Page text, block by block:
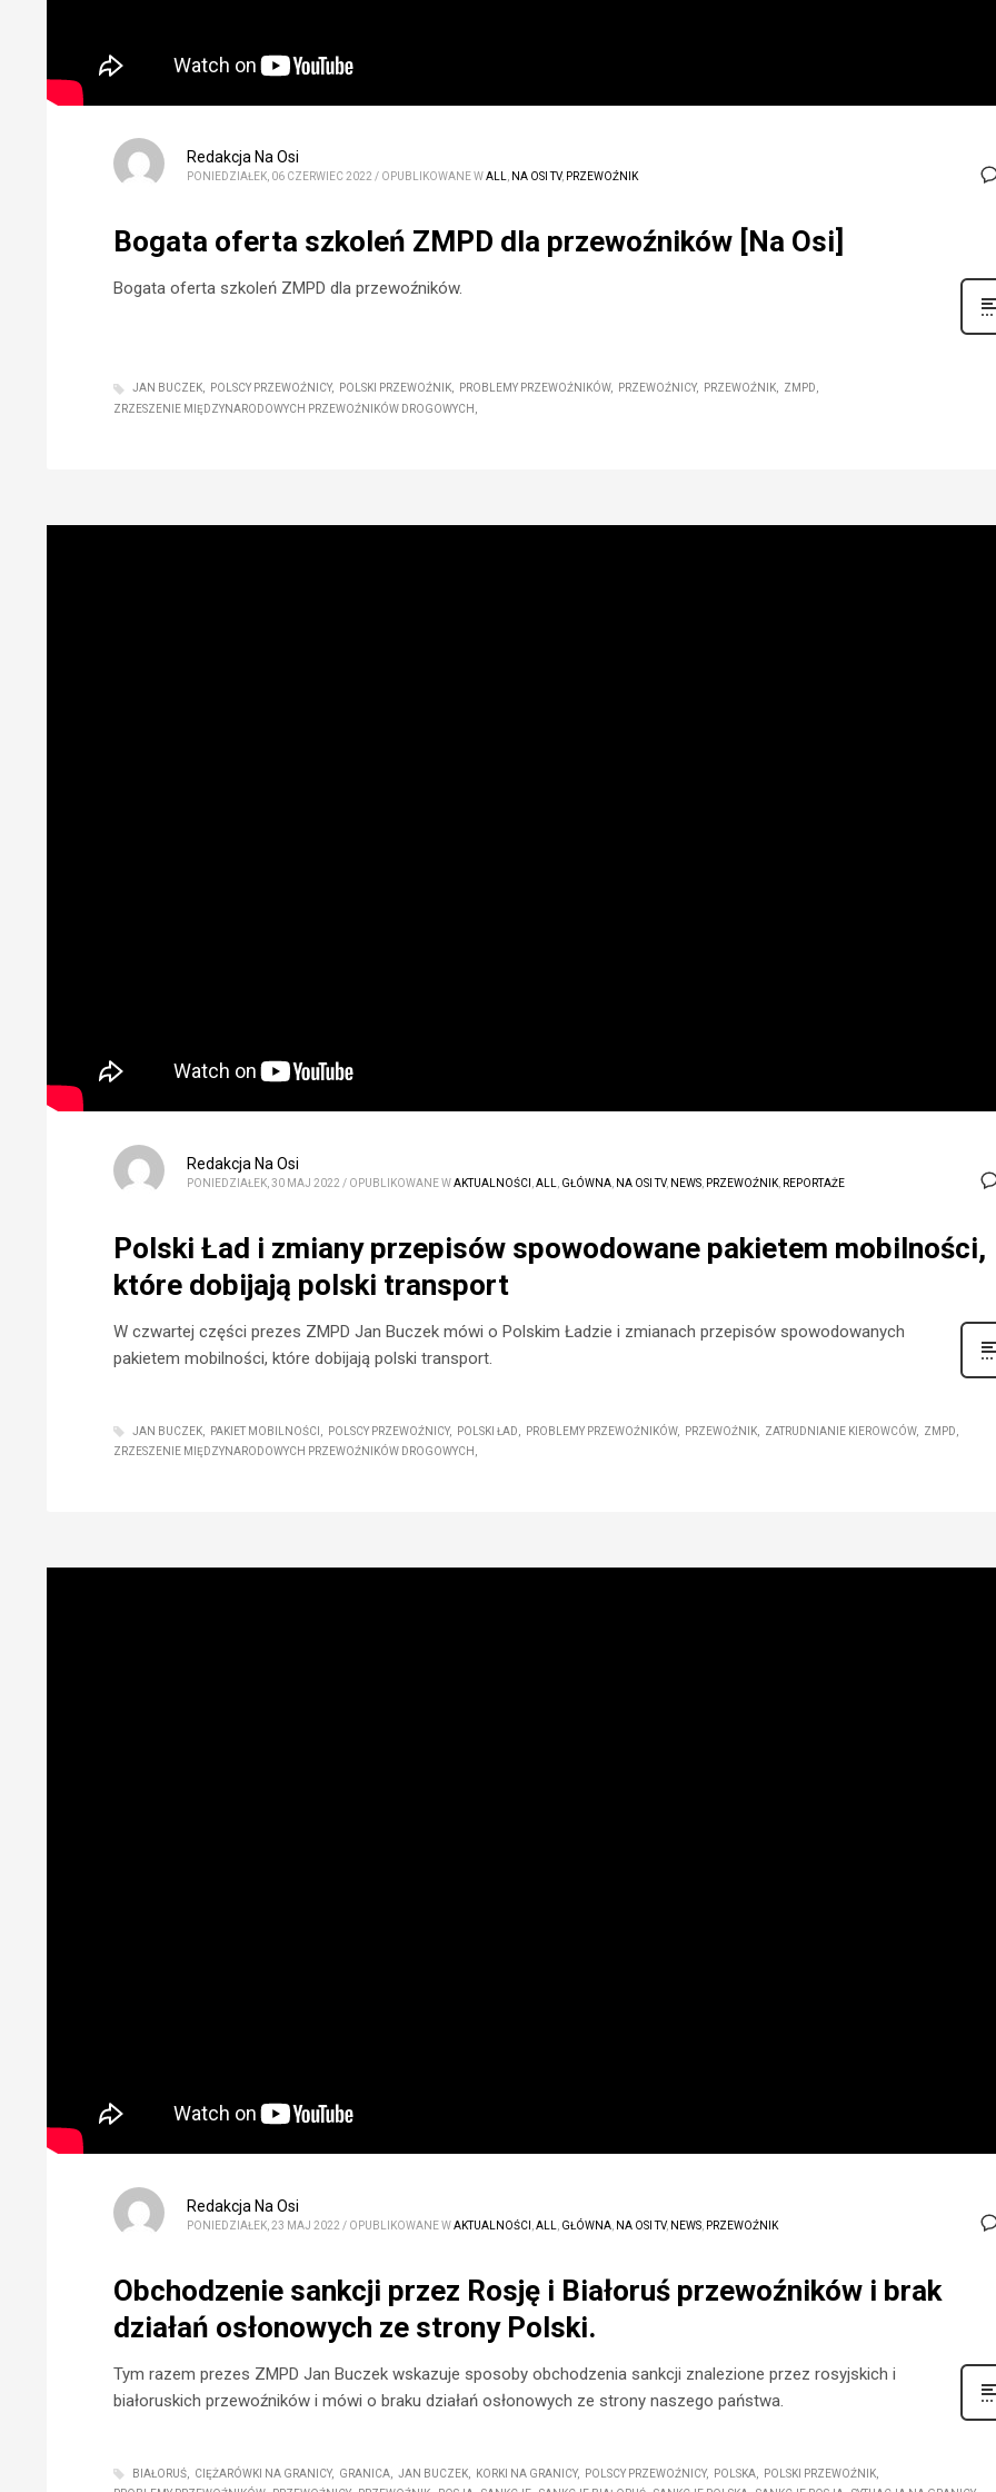
Redakcja Na Osi
PONIEDZIAŁEK, 06 CZERWIEC 2022 / OPUBLIKOWANE WALL, NA OSI TV, PRZEWOŹNIK
Bogata oferta szkoleń ZMPD dla przewoźników [Na Osi]
Bogata oferta szkoleń ZMPD dla przewoźników.
JAN BUCZEK POLSCY PRZEWOŹNICY POLSKI PRZEWOŹNIK PROBLEMY PRZEWOŹNIKÓW PRZEWOŹNICY PRZEWOŹNIK
ZMPD
ZRZESZENIE MIĘDZYNARODOWYCH PRZEWOŹNIKÓW DROGOWYCH
Redakcja Na Osi
PONIEDZIAŁEK, 30 MAJ 2022 / OPUBLIKOWANE WAKTUALNOŚCI ALL GŁÓWNA NA OSI TV, NEWS PRZEWOŹNIK REPORTAŻE
Polski Ład i zmiany przepisów spowodowane pakietem mobilności,
które dobijają polski transport
W czwartej części prezes ZMPD Jan Buczek mówi o Polskim Ładzie i zmianach przepisów spowodowanych
pakietem mobilności, które dobijają polski transport.
JAN BUCZEK PAKIET MOBILNOŚCI POLSCY PRZEWOŹNICY POLSKI ŁAD PROBLEMY PRZEWOŹNIKÓW PRZEWOŹNIK ZATRUDNIANIE KIEROWCÓW
ZMPD
ZRZESZENIE MIĘDZYNARODOWYCH PRZEWOŹNIKÓW DROGOWYCH
Redakcja Na Osi
PONIEDZIAŁEK, 23 MAJ 2022 / OPUBLIKOWANE WAKTUALNOŚCI ALL GŁÓWNA NA OSI TV, NEWS PRZEWOŹNIK
Obchodzenie sankcji przez Rosję i Białoruś przewoźników i brak
działań osłonowych ze strony Polski.
Tym razem prezes ZMPD Jan Buczek wskazuje sposoby obchodzenia sankcji znalezione przez rosyjskich i
białoruskich przewoźników i mówi o braku działań osłonowych ze strony naszego państwa.
BIAŁORUŚ CIĘŻARÓWKI NA GRANICY GRANICA JAN BUCZEK KORKI NA GRANICY POLSCY PRZEWOŹNICY POLSKA
POLSKI PRZEWOŹNIK